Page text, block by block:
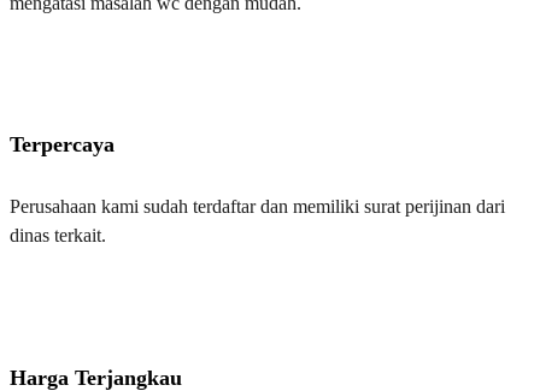
Terpercaya
Perusahaan kami sudah terdaftar dan memiliki surat perijinan dari
dinas terkait.
Harga Terjangkau